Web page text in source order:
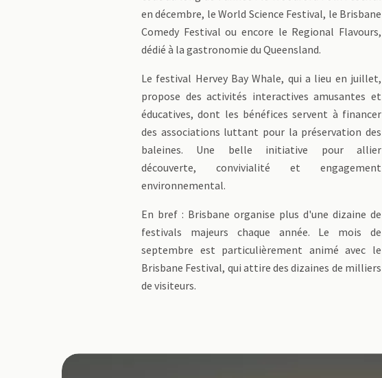
en décembre, le World Science Festival, le Brisbane
Comedy Festival ou encore le Regional Flavours,
dédié à la gastronomie du Queensland.
Le festival Hervey Bay Whale, qui a lieu en juillet,
propose des activités interactives amusantes et
éducatives, dont les bénéfices servent à financer
des associations luttant pour la préservation des
baleines. Une belle initiative pour allier
découverte, convivialité et engagement
environnemental.
En bref : Brisbane organise plus d'une dizaine de
festivals majeurs chaque année. Le mois de
septembre est particulièrement animé avec le
Brisbane Festival, qui attire des dizaines de milliers
de visiteurs.